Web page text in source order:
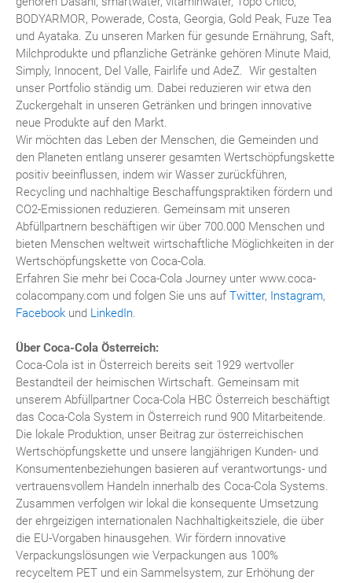
BODYARMOR, Powerade, Costa, Georgia, Gold Peak, Fuze Tea
und Ayataka. Zu unseren Marken für gesunde Ernährung, Saft,
Milchprodukte und pflanzliche Getränke gehören Minute Maid,
Simply, Innocent, Del Valle, Fairlife und AdeZ. Wir gestalten
unser Portfolio ständig um. Dabei reduzieren wir etwa den
Zuckergehalt in unseren Getränken und bringen innovative
neue Produkte auf den Markt.
Wir möchten das Leben der Menschen, die Gemeinden und
den Planeten entlang unserer gesamten Wertschöpfungskette
positiv beeinflussen, indem wir Wasser zurückführen,
Recycling und nachhaltige Beschaffungspraktiken fördern und
CO2-Emissionen reduzieren. Gemeinsam mit unseren
Abfüllpartnern beschäftigen wir über 700.000 Menschen und
bieten Menschen weltweit wirtschaftliche Möglichkeiten in der
Wertschöpfungskette von Coca-Cola.
Erfahren Sie mehr bei Coca-Cola Journey unter www.coca-
colacompany.com und folgen Sie uns auf Twitter, Instagram,
Facebook und LinkedIn.
Über Coca-Cola Österreich:
Coca-Cola ist in Österreich bereits seit 1929 wertvoller
Bestandteil der heimischen Wirtschaft. Gemeinsam mit
unserem Abfüllpartner Coca-Cola HBC Österreich beschäftigt
das Coca-Cola System in Österreich rund 900 Mitarbeitende.
Die lokale Produktion, unser Beitrag zur österreichischen
Wertschöpfungskette und unsere langjährigen Kunden- und
Konsumentenbeziehungen basieren auf verantwortungs- und
vertrauensvollem Handeln innerhalb des Coca-Cola Systems.
Zusammen verfolgen wir lokal die konsequente Umsetzung
der ehrgeizigen internationalen Nachhaltigkeitsziele, die über
die EU-Vorgaben hinausgehen. Wir fördern innovative
Verpackungslösungen wie Verpackungen aus 100%
recyceltem PET und ein Sammelsystem, zur Erhöhung der